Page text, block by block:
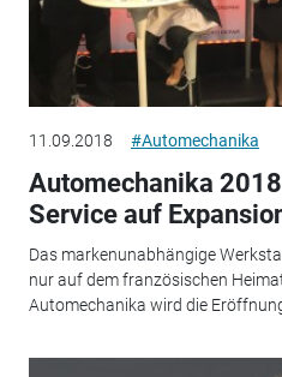
11.09.2018 #Automechanika
Automechanika
Service auf
Das markenunabhängige
nur auf dem französischen
Automechanika wird die